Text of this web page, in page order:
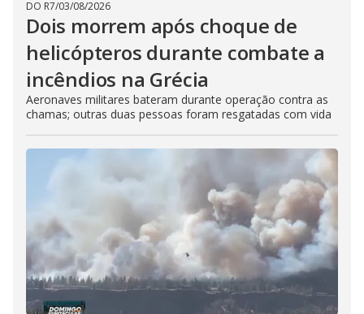
DO R7/03/08/2026
Dois morrem após choque de
helicópteros durante combate a
incêndios na Grécia
Aeronaves militares bateram durante operação contra as
chamas; outras duas pessoas foram resgatadas com vida